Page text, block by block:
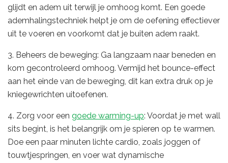
glijdt en adem uit terwijl je omhoog komt. Een goede
ademhalingstechniek helpt je om de oefening effectiever
uit te voeren en voorkomt dat je buiten adem raakt.
3. Beheers de beweging: Ga langzaam naar beneden en
kom gecontroleerd omhoog. Vermijd het bounce-effect
aan het einde van de beweging, dit kan extra druk op je
kniegewrichten uitoefenen.
4. Zorg voor een goede warming-up: Voordat je met wall
sits begint, is het belangrijk om je spieren op te warmen.
Doe een paar minuten lichte cardio, zoals joggen of
touwtjespringen, en voer wat dynamische